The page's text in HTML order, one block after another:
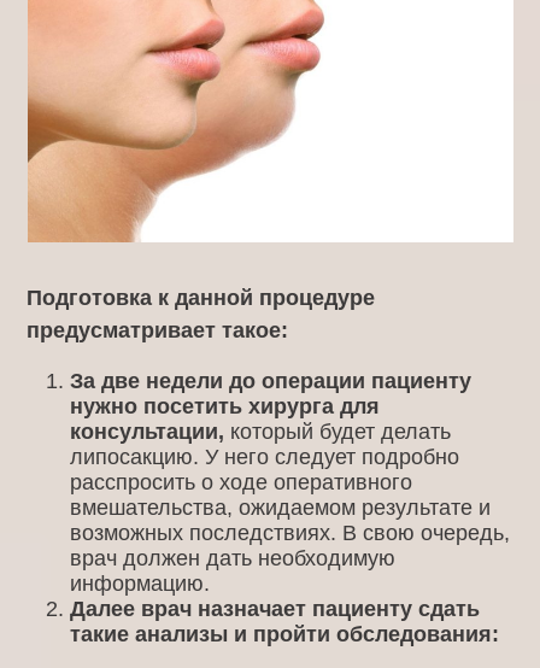
Подготовка к данной процедуре
предусматривает такое:
За две недели до операции пациенту
нужно посетить хирурга для
консультации, который будет делать
липосакцию. У него следует подробно
расспросить о ходе оперативного
вмешательства, ожидаемом результате и
возможных последствиях. В свою очередь,
врач должен дать необходимую
информацию.
Далее врач назначает пациенту сдать
такие анализы и пройти обследования: